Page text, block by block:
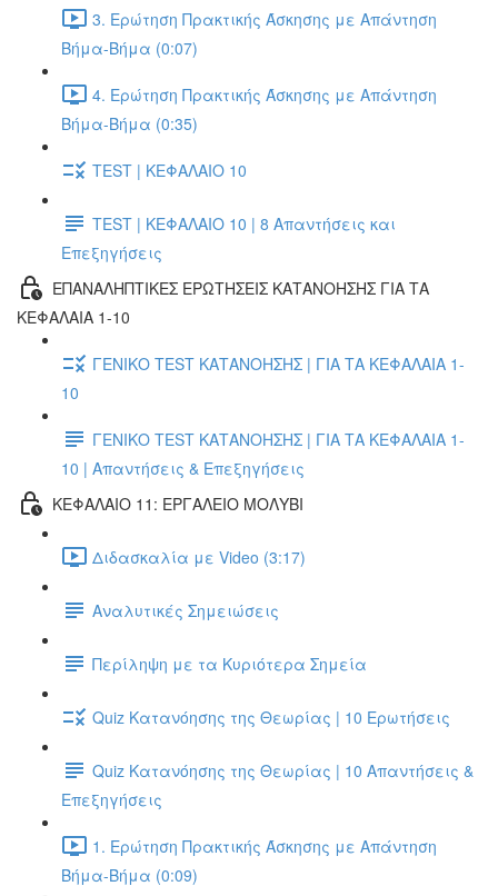
3. Ερώτηση Πρακτικής Άσκησης με Απάντηση
Βήμα-Βήμα (0:07)
4. Ερώτηση Πρακτικής Άσκησης με Απάντηση
Βήμα-Βήμα (0:35)
TEST | ΚΕΦΑΛΑΙΟ 10
TEST | ΚΕΦΑΛΑΙΟ 10 | 8 Απαντήσεις και
Επεξηγήσεις
ΕΠΑΝΑΛΗΠΤΙΚΕΣ ΕΡΩΤΗΣΕΙΣ ΚΑΤΑΝΟΗΣΗΣ ΓΙΑ ΤΑ
ΚΕΦΑΛΑΙΑ 1-10
ΓΕΝΙΚΟ TEST ΚΑΤΑΝΟΗΣΗΣ | ΓΙΑ ΤΑ ΚΕΦΑΛΑΙΑ 1-
10
ΓΕΝΙΚΟ TEST ΚΑΤΑΝΟΗΣΗΣ | ΓΙΑ ΤΑ ΚΕΦΑΛΑΙΑ 1-
10 | Απαντήσεις & Επεξηγήσεις
ΚΕΦΑΛΑΙΟ 11: ΕΡΓΑΛΕΙΟ ΜΟΛΥΒΙ
Διδασκαλία με Video (3:17)
Αναλυτικές Σημειώσεις
Περίληψη με τα Κυριότερα Σημεία
Quiz Κατανόησης της Θεωρίας | 10 Ερωτήσεις
Quiz Κατανόησης της Θεωρίας | 10 Απαντήσεις &
Επεξηγήσεις
1. Ερώτηση Πρακτικής Άσκησης με Απάντηση
Βήμα-Βήμα (0:09)